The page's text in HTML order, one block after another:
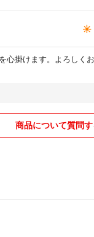
心掛けます。よろしくお
商品について質問